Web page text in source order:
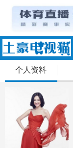
个人资料